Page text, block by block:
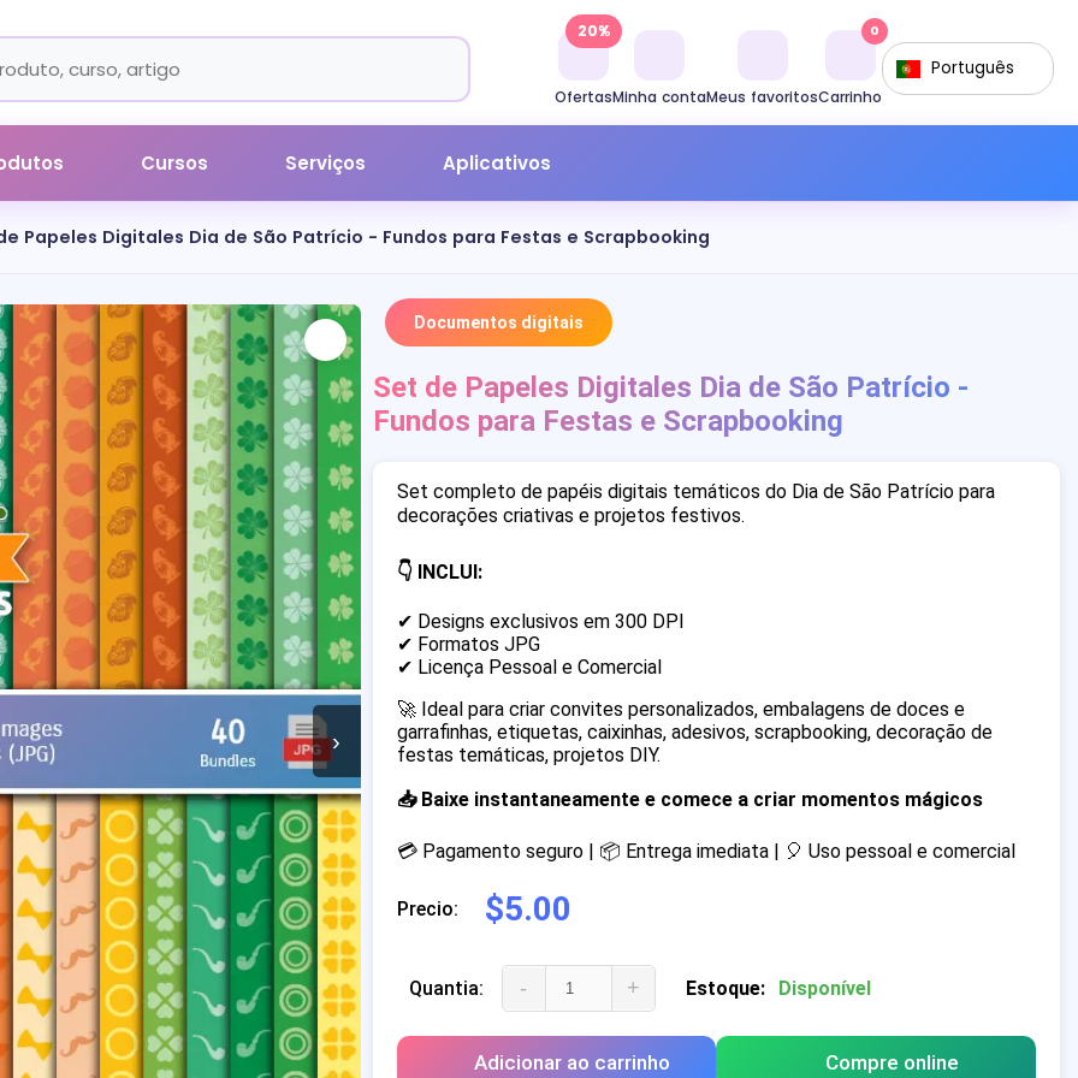
Ofertas
20%
Minha contaMeus favoritosCarrinho
0
Português
Cursos Serviços Aplicativos
Papeles Digitales Dia de São Patrício - Fundos para Festas e Scrapbooking
›
Documentos digitais
Set de Papeles Digitales Dia de São Patrício -
Fundos para Festas e Scrapbooking
Set completo de papéis digitais temáticos do Dia de São Patrício para
decorações criativas e projetos festivos.
👇 INCLUI:
✔ Designs exclusivos em 300 DPI
✔ Formatos JPG
✔ Licença Pessoal e Comercial
🚀 Ideal para criar convites personalizados, embalagens de doces e
garrafinhas, etiquetas, caixinhas, adesivos, scrapbooking, decoração de
festas temáticas, projetos DIY.
📥 Baixe instantaneamente e comece a criar momentos mágicos
💳 Pagamento seguro | 📦 Entrega imediata | 🎈 Uso pessoal e comercial
Precio: $5.00
Quantia: - + Estoque: Disponível
Adicionar ao carrinho Compre online